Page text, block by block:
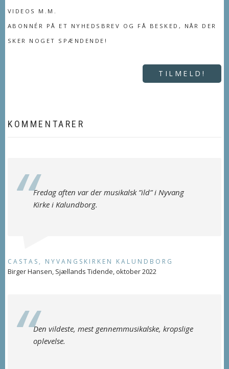
VIDEOS M.M.
ABONNÉR PÅ ET NYHEDSBREV OG FÅ BESKED, NÅR DER
SKER NOGET SPÆNDENDE!
TILMELD!
KOMMENTARER
Fredag aften var der musikalsk ”ild” i Nyvang
Kirke i Kalundborg.
CASTAS, NYVANGSKIRKEN KALUNDBORG
Birger Hansen, Sjællands Tidende, oktober 2022
Den vildeste, mest gennemmusikalske, kropslige
oplevelse.